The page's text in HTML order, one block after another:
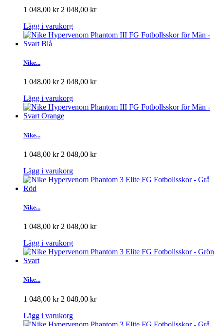
1 048,00 kr 2 048,00 kr
Lägg i varukorg
Nike...
1 048,00 kr 2 048,00 kr
Lägg i varukorg
Nike...
1 048,00 kr 2 048,00 kr
Lägg i varukorg
Nike...
1 048,00 kr 2 048,00 kr
Lägg i varukorg
Nike...
1 048,00 kr 2 048,00 kr
Lägg i varukorg